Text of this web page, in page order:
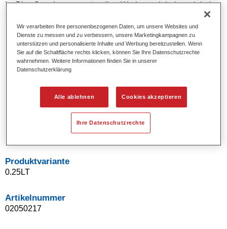
im Blut. Standox unterstützt Ihre Werkstatt dabei, auch bei
speziellen Reparaturaufträgen und nicht alltäglichen
Farbtönen hervorragende Ergebnisse zu erzielen.
Produktmerkmale
Uni- und Spezialeffekt-Farbtöne.
Ausgezeichnete Farbtongenauigkeit.
Ausgezeichnetes Deckvermögen.
Ermöglicht Reparaturlackierungen ohne Übergänge.
Hervorragend zur Beilackierung geeignet.
Kann gehärtet werden.
Effiziente Lackierung in einem Arbeitsgang.
Produktvariante
0.25LT
Artikelnummer
02050217
Wir verarbeiten Ihre personenbezogenen Daten, um unsere Websites und
Dienste zu messen und zu verbessern, unsere Marketingkampagnen zu
unterstützen und personalisierte Inhalte und Werbung bereitzustellen. Wenn
Sie auf die Schaltfläche rechts klicken, können Sie Ihre Datenschutzrechte
wahrnehmen. Weitere Informationen finden Sie in unserer
Datenschutzerklärung
Alle ablehnen Cookies akzeptieren
Ihre Datenschutzrechte